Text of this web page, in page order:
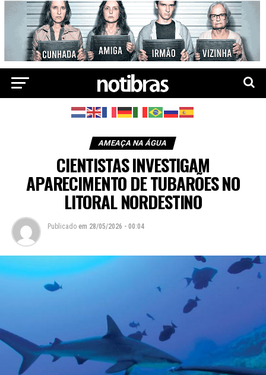
AMEAÇA NA ÁGUA
CIENTISTAS INVESTIGAM
APARECIMENTO DE TUBARÕES NO
LITORAL NORDESTINO
Publicado em 28/05/2026 - 00:04